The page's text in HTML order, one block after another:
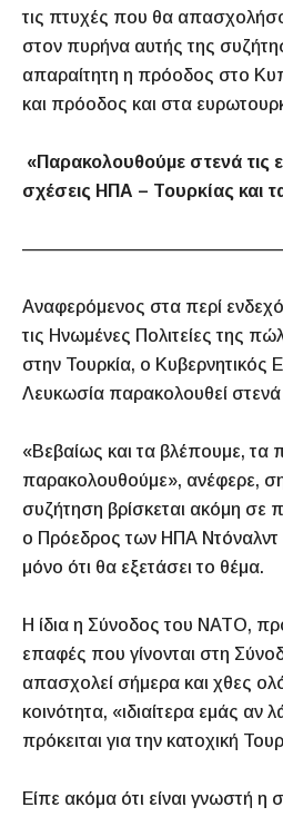
τις πτυχές που θα
στον πυρήνα αυτής της
απαραίτητη η πρόοδος στο
και πρόοδος και στα
«Παρακολουθούμε στενά τις
σχέσεις ΗΠΑ – Τουρκίας και
Αναφερόμενος στα περί
τις Ηνωμένες Πολιτείες της
στην Τουρκία, ο Κυβερνητικός
Λευκωσία παρακολουθεί στενά
«Βεβαίως και τα βλέπουμε, τα
παρακολουθούμε», ανέφερε,
συζήτηση βρίσκεται ακόμη σε
ο Πρόεδρος των ΗΠΑ Ντόναλντ
μόνο ότι θα εξετάσει το θέμα.
Η ίδια η Σύνοδος του ΝΑΤΟ,
επαφές που γίνονται στη
απασχολεί σήμερα και χθες
κοινότητα, «ιδιαίτερα εμάς αν
πρόκειται για την κατοχική
Είπε ακόμα ότι είναι γνωστή η